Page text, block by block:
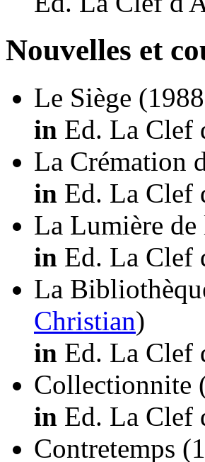
Nouvelles et
Le Siège
in Ed. La Clef
La Crémation
in Ed. La Clef
La Lumière de
in Ed. La Clef
La
Christian)
in Ed. La Clef
Collectionnite
in Ed. La Clef
Contretemps